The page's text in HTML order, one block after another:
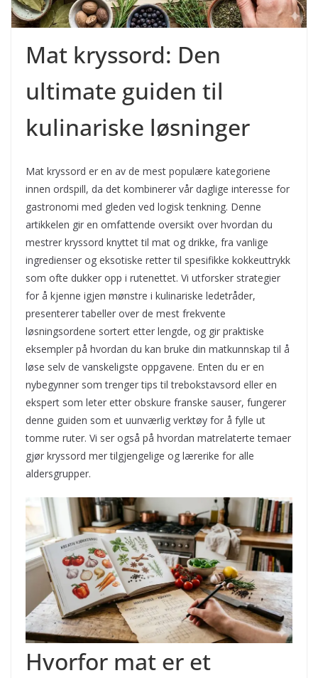
Mat kryssord: Den
ultimate guiden til
kulinariske løsninger
Mat kryssord er en av de mest populære kategoriene
innen ordspill, da det kombinerer vår daglige interesse for
gastronomi med gleden ved logisk tenkning. Denne
artikkelen gir en omfattende oversikt over hvordan du
mestrer kryssord knyttet til mat og drikke, fra vanlige
ingredienser og eksotiske retter til spesifikke kokkeuttrykk
som ofte dukker opp i rutenettet. Vi utforsker strategier
for å kjenne igjen mønstre i kulinariske ledetråder,
presenterer tabeller over de mest frekvente
løsningsordene sortert etter lengde, og gir praktiske
eksempler på hvordan du kan bruke din matkunnskap til å
løse selv de vanskeligste oppgavene. Enten du er en
nybegynner som trenger tips til trebokstavsord eller en
ekspert som leter etter obskure franske sauser, fungerer
denne guiden som et uunværlig verktøy for å fylle ut
tomme ruter. Vi ser også på hvordan matrelaterte temaer
gjør kryssord mer tilgjengelige og lærerike for alle
aldersgrupper.
Hvorfor mat er et